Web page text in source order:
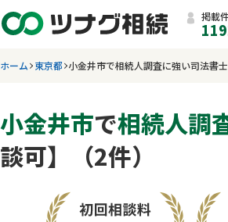
掲載
ホーム 東京都 小金井市で相続人調査に強い司法書士
小金井市で相続人調
談可】（2件）